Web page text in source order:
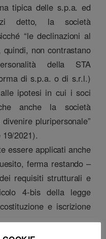
tipica delle s.p.a. ed
detto, la società
“le declinazioni al
non contrastano
della STA
di s.p.a. o di s.r.l.)
ipotesi in cui i soci
anche la società
pluripersonale”
2021).
essere applicati anche
ferma restando –
requisiti strutturali e
4-bis della legge
e iscrizione